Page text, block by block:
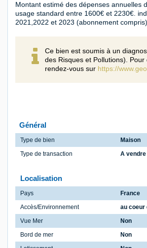
Montant estimé des dépenses annuelles
usage standard entre 1600€ et 2230€.
2021,2022 et 2023 (abonnement
Ce bien est soumis à un
des Risques et Pollutions). Pour
rendez-vous sur https://
Général
Type de bien
Maison
Type de transaction
A vendre
Localisation
Pays
France
Accès/Environnement
au coeur
Vue Mer
Non
Bord de mer
Non